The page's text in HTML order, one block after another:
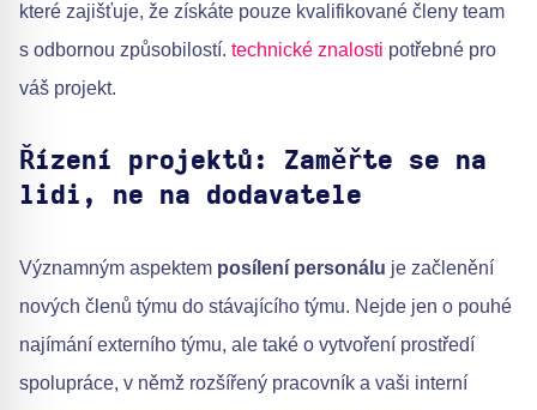
které zajišťuje, že získáte pouze kvalifikované členy team
s odbornou způsobilostí. technické znalosti potřebné pro
váš projekt.
Řízení projektů: Zaměřte se na
lidi, ne na dodavatele
Významným aspektem posílení personálu je začlenění
nových členů týmu do stávajícího týmu. Nejde jen o pouhé
najímání externího týmu, ale také o vytvoření prostředí
spolupráce, v němž rozšířený pracovník a vaši interní